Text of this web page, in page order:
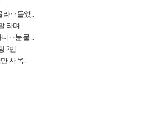
라‥들었..
타며 ..
니‥눈물 ..
2번 ..
사옥..